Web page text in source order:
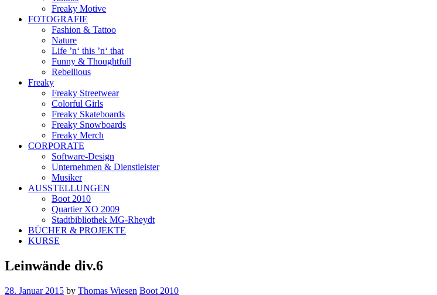
Freaky Motive
FOTOGRAFIE
Fashion & Tattoo
Nature
Life ’n‘ this ’n‘ that
Funny & Thoughtfull
Rebellious
Freaky
Freaky Streetwear
Colorful Girls
Freaky Skateboards
Freaky Snowboards
Freaky Merch
CORPORATE
Software-Design
Unternehmen & Dienstleister
Musiker
AUSSTELLUNGEN
Boot 2010
Quartier XO 2009
Stadtbibliothek MG-Rheydt
BÜCHER & PROJEKTE
KURSE
Leinwände div.6
28. Januar 2015 by Thomas Wiesen Boot 2010